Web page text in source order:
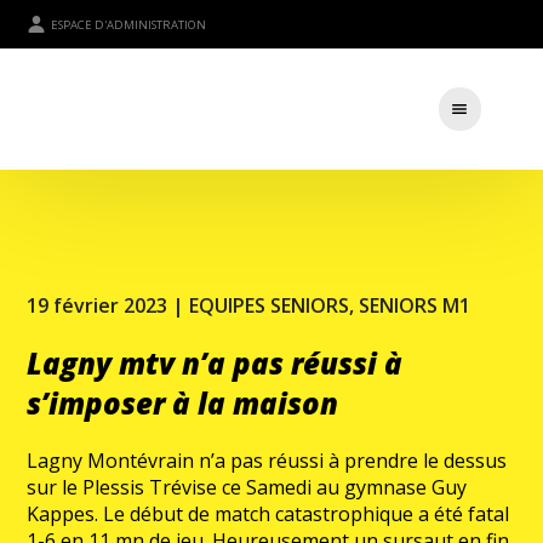
ESPACE D'ADMINISTRATION
19 février 2023 | EQUIPES SENIORS, SENIORS M1
Lagny mtv n’a pas réussi à
s’imposer à la maison
Lagny Montévrain n’a pas réussi à prendre le dessus
sur le Plessis Trévise ce Samedi au gymnase Guy
Kappes. Le début de match catastrophique a été fatal